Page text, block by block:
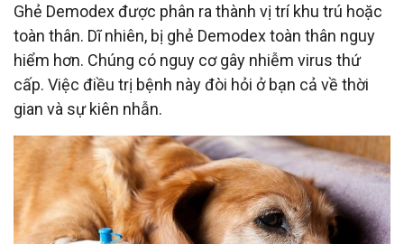
Ghẻ Demodex được phân ra thành vị trí khu trú hoặc
toàn thân. Dĩ nhiên, bị ghẻ Demodex toàn thân nguy
hiểm hơn. Chúng có nguy cơ gây nhiễm virus thứ
cấp. Việc điều trị bệnh này đòi hỏi ở bạn cả về thời
gian và sự kiên nhẫn.